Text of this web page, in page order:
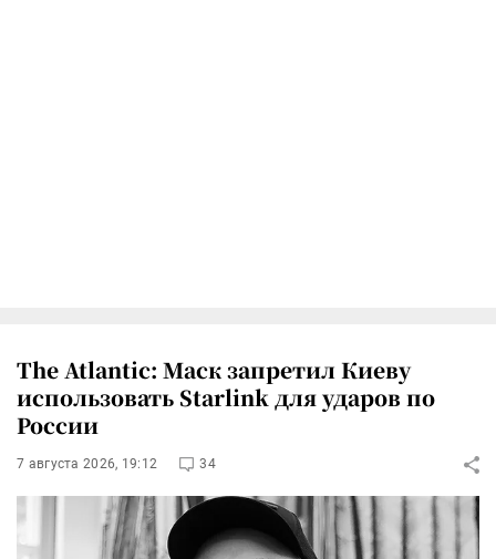
The Atlantic: Маск запретил Киеву
использовать Starlink для ударов по
России
7 августа 2026, 19:12 34